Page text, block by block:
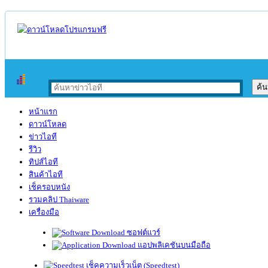
หน้าแรก
ดาวน์โหลด
ข่าวไอที
รีวิว
ทิปส์ไอที
สินค้าไอที
เช็ครอบหนัง
รวมคลิป Thaiware
เครื่องมือ
ซอฟต์แวร์
แอปพลิเคชันบนมือถือ
เช็คความเร็วเน็ต (Speedtest)